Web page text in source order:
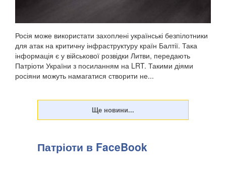
Росія може використати захоплені українські безпілотники
для атак на критичну інфраструктуру країн Балтії. Така
інформація є у військової розвідки Литви, передають
Патріоти України з посиланням на LRT. Такими діями
росіяни можуть намагатися створити не...
Патріоти в FaceBook